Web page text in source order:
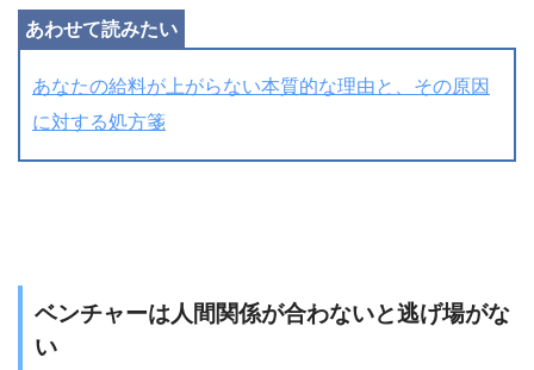
あなたの給料が上がらない本質的な理由と、その原因
に対する処方箋
ベンチャーは人間関係が合わないと逃げ場がな
い